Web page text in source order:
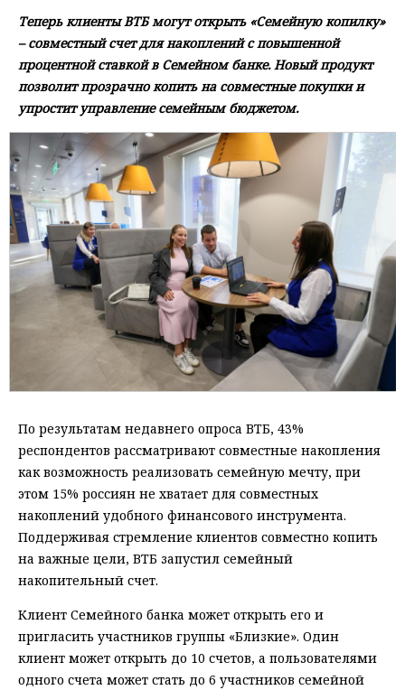
Теперь клиенты ВТБ могут открыть «Семейную копилку»
– совместный счет для накоплений с повышенной
процентной ставкой в Семейном банке. Новый продукт
позволит прозрачно копить на совместные покупки и
упростит управление семейным бюджетом.
По результатам недавнего опроса ВТБ, 43%
респондентов рассматривают совместные накопления
как возможность реализовать семейную мечту, при
этом 15% россиян не хватает для совместных
накоплений удобного финансового инструмента.
Поддерживая стремление клиентов совместно копить
на важные цели, ВТБ запустил семейный
накопительный счет.
Клиент Семейного банка может открыть его и
пригласить участников группы «Близкие». Один
клиент может открыть до 10 счетов, а пользователями
одного счета может стать до 6 участников семейной